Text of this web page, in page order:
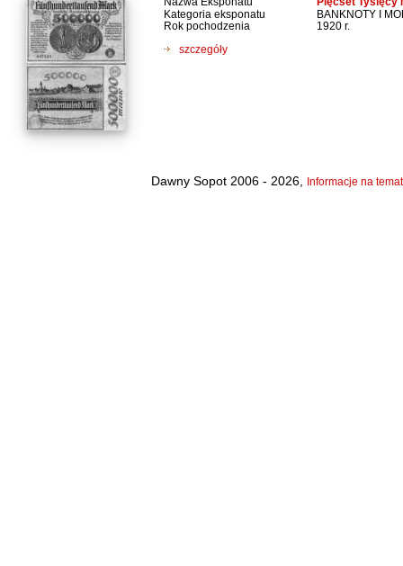
Kategoria eksponatu
BANKNOTY I
Rok pochodzenia
1920 r.
szczegóły
Dawny Sopot 2006 - 2026, Informacje na